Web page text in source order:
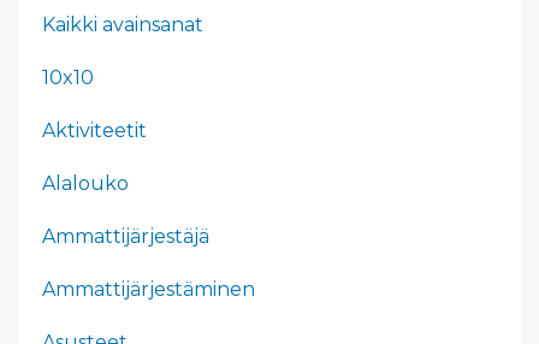
Kaikki avainsanat
10x10
Aktiviteetit
Alalouko
Ammattijärjestäjä
Ammattijärjestäminen